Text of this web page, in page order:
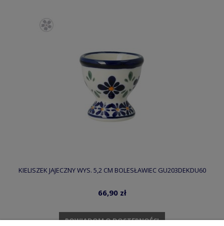
KIELISZEK JAJECZNY WYS. 5,2 CM BOLESŁAWIEC GU203DEKDU60
66,90 zł
POWIADOM O DOSTĘPNOŚCI